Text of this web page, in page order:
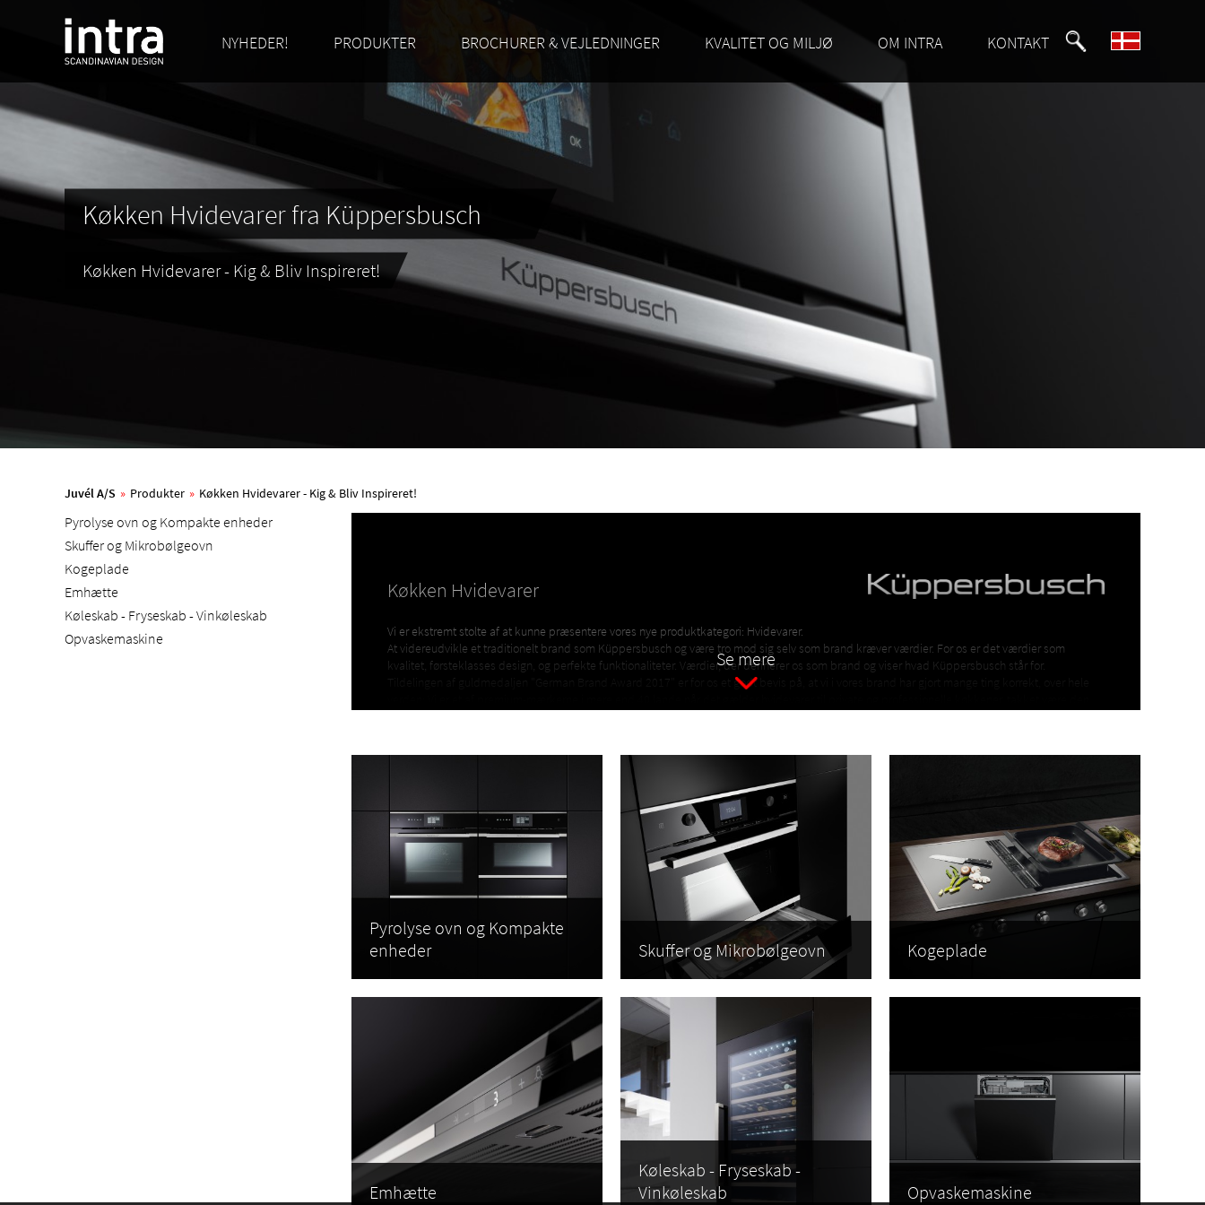
NYHEDER! PRODUKTER BROCHURER & VEJLEDNINGER KVALITET OG MILJØ OM INTRA KONTAKT
Køkken Hvidevarer fra Küppersbusch
Køkken Hvidevarer - Kig & Bliv Inspireret!
Juvél A/S » Produkter » Køkken Hvidevarer - Kig & Bliv Inspireret!
Pyrolyse ovn og Kompakte enheder
Skuffer og Mikrobølgeovn
Kogeplade
Emhætte
Køleskab - Fryseskab - Vinkøleskab
Opvaskemaskine
Køkken Hvidevarer
Vi er ekstremt stolte af at kunne præsentere vores nye produktkategori: Hvidevarer.
At videreudvikle et traditionelt brand som Küppersbusch og være tro mod sig selv som brand kræver værdier. For os er det værdier som
kvalitet, førsteklasses design, og perfekte funktionaliteter. Værdier, der definerer os som brand og viser hvad Küppersbusch står for.
Tildelingen af guldmedaljen "German Brand Award 2017" er for os et godt bevis på, at vi i vores brand har gjort mange ting korrekt, over hele
Opgrader dit køkken med nye hvidevarer
Når det kommer til at opgradere dit køkken, er valget af køkkenhvidevareren afgørende faktor, der kan gøre hele forskellen. Hos Intra-Teka
tilbyder vi et bredt sortiment af
hvidevarer
, der passer perfekt til det skandinaviske køkken.
Vores køkken hvidevarer er ikke kun designet til at se godt ud, men også til at være funktionelle og energieffektive. Uanset om du er på udkig
efter en ovn med pyrolysefunktion, en induktionskogeplade, eller en integreret opvaskemaskine, har vi det, du behøver.
For dem, der ønsker at gå et skridt videre, tilbyder vi også køleskabe med vinkøler, så du altid kan have dine yndlingsvine ved den rette
temperatur. Med vores 'Design din egen hvidevare'-funktion, kan du endda
til at matche dit køkkens unikke stil.
Vi vil gerne introducere og forklare alt dette for dig i vores katalog og på vores
hjemmeside >>
Kig og bliv inspireret. Velkommen til Küppersbusch!
Se mere
Pyrolyse ovn og Kompakte
enheder
Skuffer og Mikrobølgeovn Kogeplade
Emhætte
Køleskab - Fryseskab -
Vinkøleskab
Opvaskemaskine